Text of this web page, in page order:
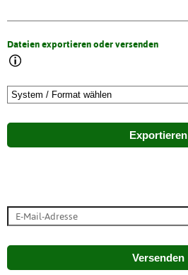
Dateien exportieren oder versenden
Exportieren
Versenden